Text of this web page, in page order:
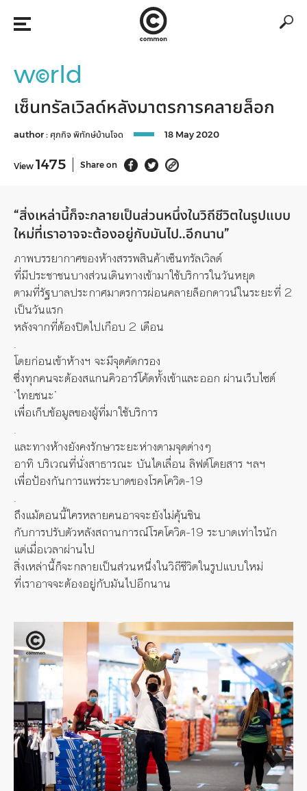
w©rld
เซ็นทรัลเวิลด์หลังมาตรการคลายล็อก
author : ศุภกิจ พิทักษ์บ้านโจด 18 May 2020
View 1475 Share on
“สิ่งเหล่านี้ก็จะกลายเป็นส่วนหนึ่งในวิถีชีวิตในรูปแบบ
ใหม่ที่เราอาจจะต้องอยู่กับมันไป..อีกนาน”
ภาพบรรยากาศของห้างสรรพสินค้าเซ็นทรัลเวิลด์
ที่มีประชาชนบางส่วนเดินทางเข้ามาใช้บริการในวันหยุด
ตามที่รัฐบาลประกาศมาตรการผ่อนคลายล็อกดาวน์ในระยะที่ 2
เป็นวันแรก
หลังจากที่ต้องปิดไปเกือบ 2 เดือน
.
โดยก่อนเข้าห้างฯ จะมีจุดคัดกรอง
ซึ่งทุกคนจะต้องสแกนคิวอาร์โค้ดทั้งเข้าและออก ผ่านเว็บไซต์
‘ไทยชนะ’
เพื่อเก็บข้อมูลของผู้ที่มาใช้บริการ
.
และทางห้างยังคงรักษาระยะห่างตามจุดต่างๆ
อาทิ บริเวณที่นั่งสาธารณะ บันไดเลื่อน ลิฟต์โดยสาร ฯลฯ
เพื่อป้องกันการแพร่ระบาดของโรคโควิด-19
.
ถึงแม้ตอนนี้ใครหลายคนอาจจะยังไม่คุ้นชิน
กับการปรับตัวหลังสถานการณ์โรคโควิด-19 ระบาดเท่าไรนัก
แต่เมื่อเวลาผ่านไป
สิ่งเหล่านี้ก็จะกลายเป็นส่วนหนึ่งในวิถีชีวิตในรูปแบบใหม่
ที่เราอาจจะต้องอยู่กับมันไปอีกนาน